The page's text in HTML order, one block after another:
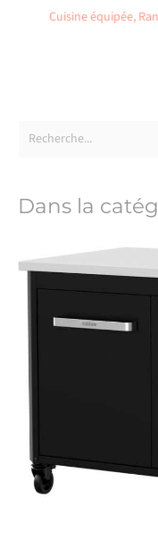
Cuisine équipée,
Dans la